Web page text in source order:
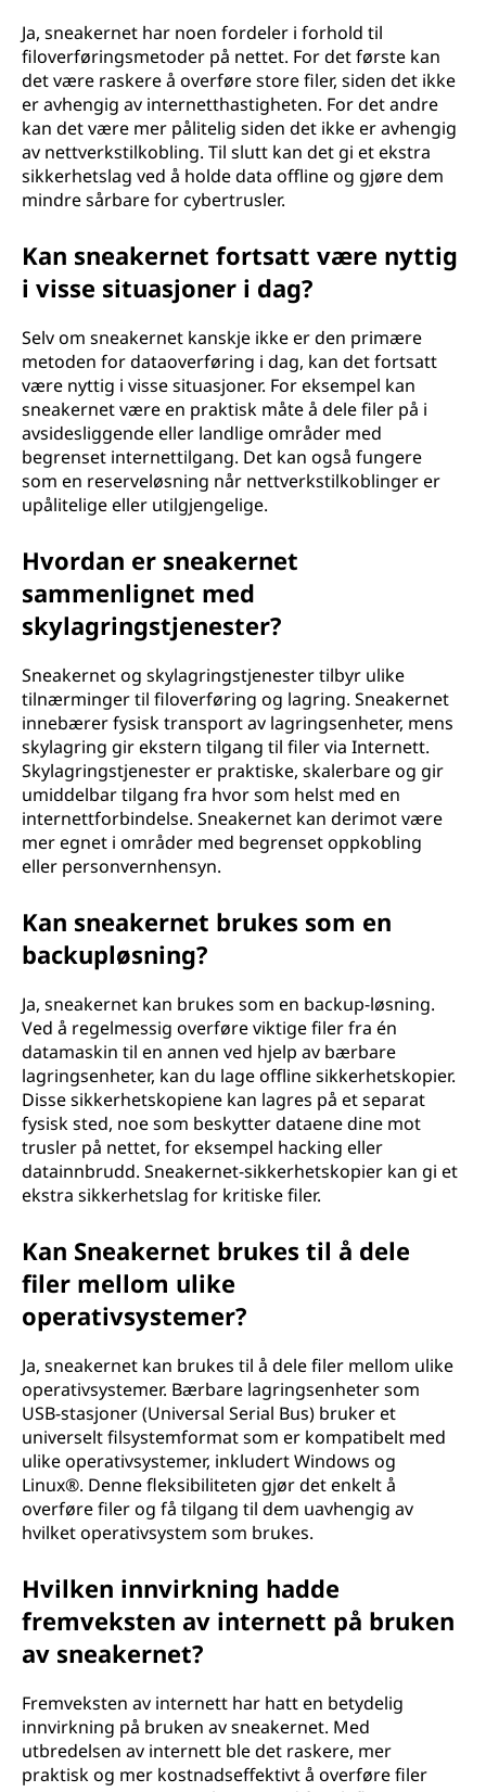
Ja, sneakernet har noen fordeler i forhold til
filoverføringsmetoder på nettet. For det første kan
det være raskere å overføre store filer, siden det ikke
er avhengig av internetthastigheten. For det andre
kan det være mer pålitelig siden det ikke er avhengig
av nettverkstilkobling. Til slutt kan det gi et ekstra
sikkerhetslag ved å holde data offline og gjøre dem
mindre sårbare for cybertrusler.
Kan sneakernet fortsatt være nyttig
i visse situasjoner i dag?
Selv om sneakernet kanskje ikke er den primære
metoden for dataoverføring i dag, kan det fortsatt
være nyttig i visse situasjoner. For eksempel kan
sneakernet være en praktisk måte å dele filer på i
avsidesliggende eller landlige områder med
begrenset internettilgang. Det kan også fungere
som en reserveløsning når nettverkstilkoblinger er
upålitelige eller utilgjengelige.
Hvordan er sneakernet
sammenlignet med
skylagringstjenester?
Sneakernet og skylagringstjenester tilbyr ulike
tilnærminger til filoverføring og lagring. Sneakernet
innebærer fysisk transport av lagringsenheter, mens
skylagring gir ekstern tilgang til filer via Internett.
Skylagringstjenester er praktiske, skalerbare og gir
umiddelbar tilgang fra hvor som helst med en
internettforbindelse. Sneakernet kan derimot være
mer egnet i områder med begrenset oppkobling
eller personvernhensyn.
Kan sneakernet brukes som en
backupløsning?
Ja, sneakernet kan brukes som en backup-løsning.
Ved å regelmessig overføre viktige filer fra én
datamaskin til en annen ved hjelp av bærbare
lagringsenheter, kan du lage offline sikkerhetskopier.
Disse sikkerhetskopiene kan lagres på et separat
fysisk sted, noe som beskytter dataene dine mot
trusler på nettet, for eksempel hacking eller
datainnbrudd. Sneakernet-sikkerhetskopier kan gi et
ekstra sikkerhetslag for kritiske filer.
Kan Sneakernet brukes til å dele
filer mellom ulike
operativsystemer?
Ja, sneakernet kan brukes til å dele filer mellom ulike
operativsystemer. Bærbare lagringsenheter som
USB-stasjoner (Universal Serial Bus) bruker et
universelt filsystemformat som er kompatibelt med
ulike operativsystemer, inkludert Windows og
Linux®. Denne fleksibiliteten gjør det enkelt å
overføre filer og få tilgang til dem uavhengig av
hvilket operativsystem som brukes.
Hvilken innvirkning hadde
fremveksten av internett på bruken
av sneakernet?
Fremveksten av internett har hatt en betydelig
innvirkning på bruken av sneakernet. Med
utbredelsen av internett ble det raskere, mer
praktisk og mer kostnadseffektivt å overføre filer